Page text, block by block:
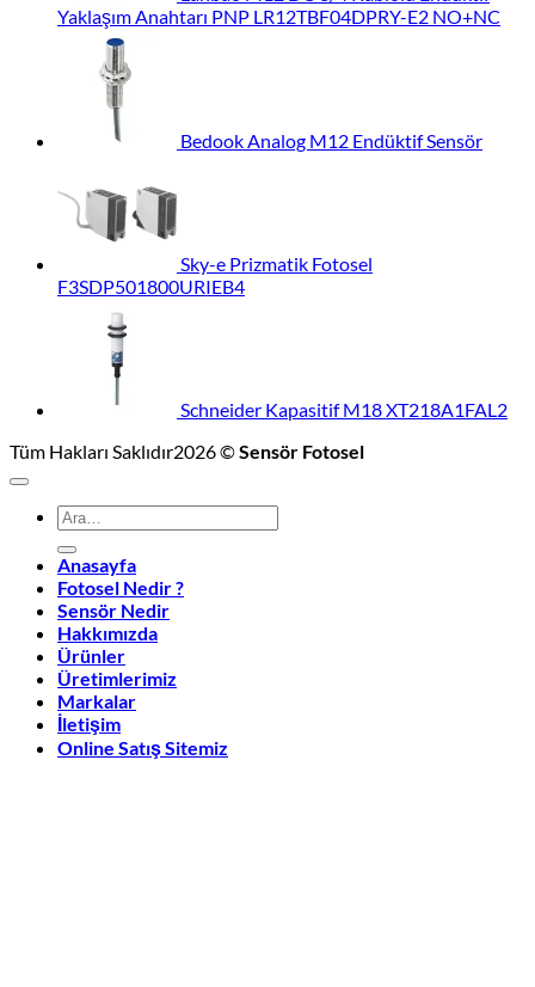
Yaklaşım Anahtarı PNP LR12TBF04DPRY-E2 NO+NC
Bedook Analog M12 Endüktif Sensör
Sky-e Prizmatik Fotosel
F3SDP501800URIEB4
Schneider Kapasitif M18 XT218A1FAL2
Tüm Hakları Saklıdır2026 ©Sensör Fotosel
Ara:
Anasayfa
Fotosel Nedir ?
Sensör Nedir
Hakkımızda
Ürünler
Üretimlerimiz
Markalar
İletişim
Online Satış Sitemiz